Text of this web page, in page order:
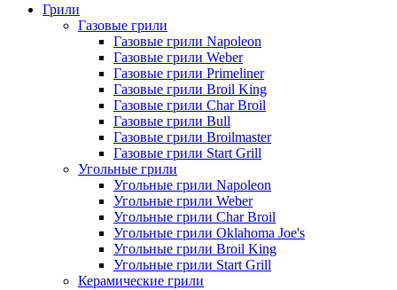
Грили
Газовые грили
Газовые грили Napoleon
Газовые грили Weber
Газовые грили Primeliner
Газовые грили Broil King
Газовые грили Char Broil
Газовые грили Bull
Газовые грили Broilmaster
Газовые грили Start Grill
Угольные грили
Угольные грили Napoleon
Угольные грили Weber
Угольные грили Char Broil
Угольные грили Oklahoma Joe's
Угольные грили Broil King
Угольные грили Start Grill
Керамические грили